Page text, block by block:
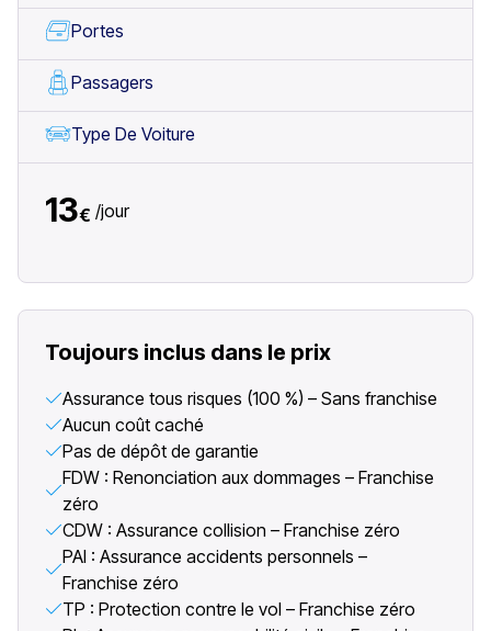
Portes
Passagers
Type De Voiture
13€ /jour
Toujours inclus dans le prix
Assurance tous risques (100 %) – Sans franchise
Aucun coût caché
Pas de dépôt de garantie
FDW : Renonciation aux dommages – Franchise
zéro
CDW : Assurance collision – Franchise zéro
PAI : Assurance accidents personnels –
Franchise zéro
TP : Protection contre le vol – Franchise zéro